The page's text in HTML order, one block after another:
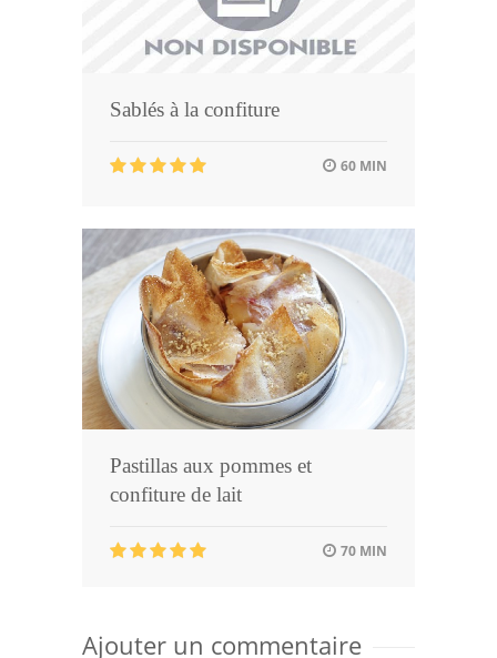
Sablés à la confiture
60 MIN
Pastillas aux pommes et
confiture de lait
70 MIN
Ajouter un commentaire